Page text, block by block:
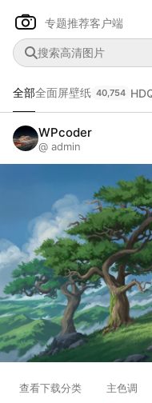
专题推荐客户端
全部全面屏壁纸 40,754
WPcoder
@ admin
查看下载分类 主色调
Author Name
@author
-- --
主色调
--
发布
未知设备
在主题许可下可免费
分享
正在